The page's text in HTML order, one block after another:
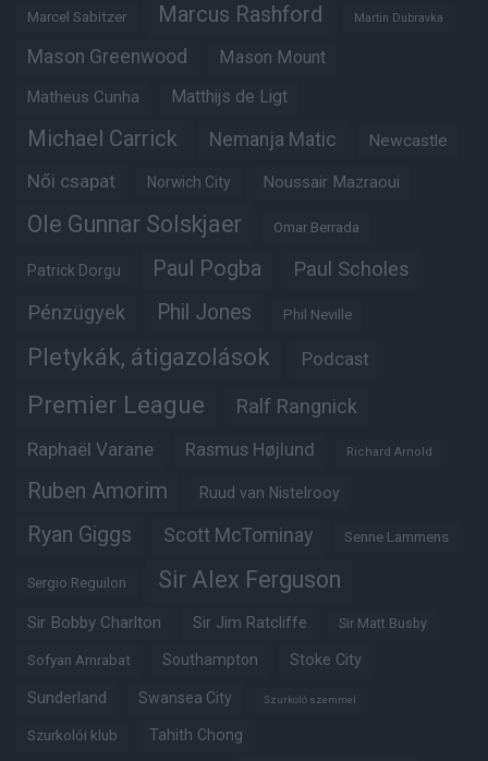
Marcel Sabitzer Marcus Rashford Martin Dubravka
Mason Greenwood Mason Mount
Matheus Cunha Matthijs de Ligt
Michael Carrick Nemanja Matic Newcastle
Női csapat Norwich City Noussair Mazraoui
Ole Gunnar Solskjaer Omar Berrada
Patrick Dorgu Paul Pogba Paul Scholes
Pénzügyek Phil Jones Phil Neville
Pletykák, átigazolások Podcast
Premier League Ralf Rangnick
Raphaël Varane Rasmus Højlund Richard Arnold
Ruben Amorim Ruud van Nistelrooy
Ryan Giggs Scott McTominay Senne Lammens
Sergio Reguilon Sir Alex Ferguson
Sir Bobby Charlton Sir Jim Ratcliffe Sir Matt Busby
Sofyan Amrabat Southampton Stoke City
Sunderland Swansea City Szurkoló szemmel
Szurkolói klub Tahith Chong